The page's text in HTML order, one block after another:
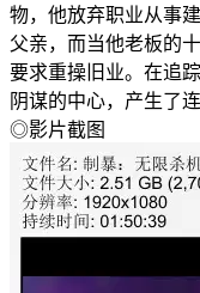
物，他放弃职业从事
父亲，而当他老板的
要求重操旧业。在追
阴谋的中心，产生了
◎影片截图